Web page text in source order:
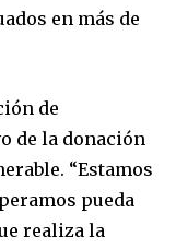
en más de
de
de la donación
“Estamos
pueda
realiza la